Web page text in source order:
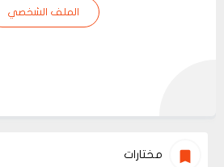
الملف الشخصي
مختارات